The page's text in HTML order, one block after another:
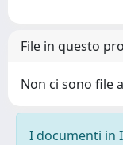
File in questo
Non ci sono file
I documenti in